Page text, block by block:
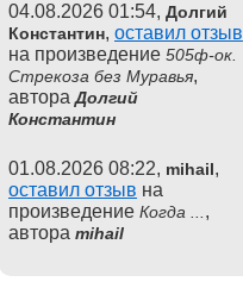
04.08.2026 01:54, Долгий
Константин, оставил отзыв
на произведение 505ф-ок.
Стрекоза без Муравья,
автораДолгий
Константин
01.08.2026 08:22, mihail,
оставил отзыв на
произведение Когда ... ,
автора mihail